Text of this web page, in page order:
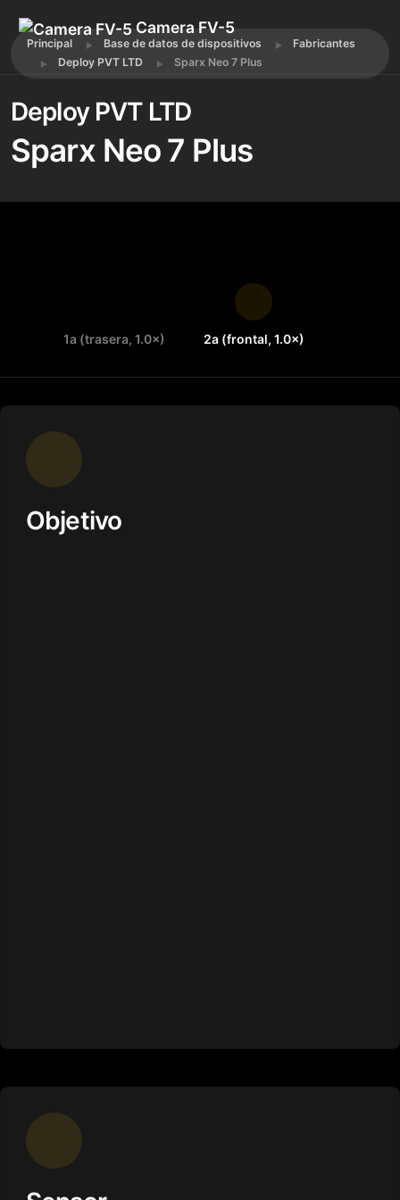
Camera FV-5
Principal Base de datos de dispositivos
Fabricantes
Deploy PVT LTD
Sparx Neo 7 Plus
Deploy PVT LTD
Sparx Neo 7 Plus
1a (trasera, 1.0×) 2a (frontal, 1.0×)
Objetivo